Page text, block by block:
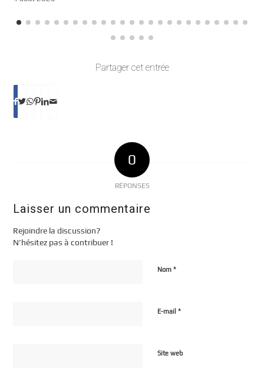
Partager cet entrée
0
RÉPONSES
Laisser un commentaire
Rejoindre la discussion?
N’hésitez pas à contribuer !
Nom*
E-mail*
Site web